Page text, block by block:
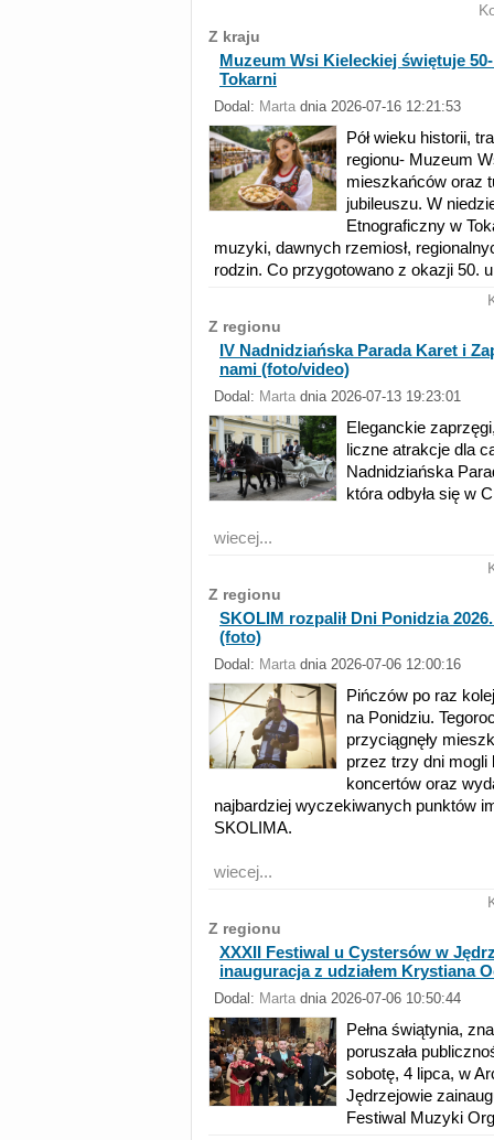
Z kraju
Muzeum Wsi Kieleckiej świętuje
Tokarni
Dodal: Marta dnia 2026-07-16 12:21:53
Pół wieku historii,
regionu- Muzeum
mieszkańców oraz
jubileuszu. W
Etnograficzny w
muzyki, dawnych rzemiosł,
rodzin. Co przygotowano z okazji 50.
Z regionu
IV Nadnidziańska Parada Karet i
nami (foto/video)
Dodal: Marta dnia 2026-07-13 19:23:01
Eleganckie
liczne atrakcje dla
Nadnidziańska
która odbyła się w
wiecej...
Z regionu
SKOLIM rozpalił Dni Ponidzia
(foto)
Dodal: Marta dnia 2026-07-06 12:00:16
Pińczów po raz
na Ponidziu.
przyciągnęły
przez trzy dni mogli
koncertów oraz
najbardziej wyczekiwanych punktów
SKOLIMA.
wiecej...
Z regionu
XXXII Festiwal u Cystersów w
inauguracja z udziałem Krystiana
Dodal: Marta dnia 2026-07-06 10:50:44
Pełna świątynia,
poruszała
sobotę, 4 lipca, w
Jędrzejowie
Festiwal Muzyki